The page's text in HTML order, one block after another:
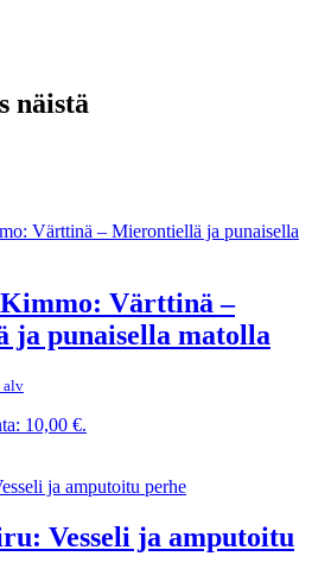
näistä
Värttinä –
ja punaisella matolla
alv
10,00 €.
Vesseli ja amputoitu